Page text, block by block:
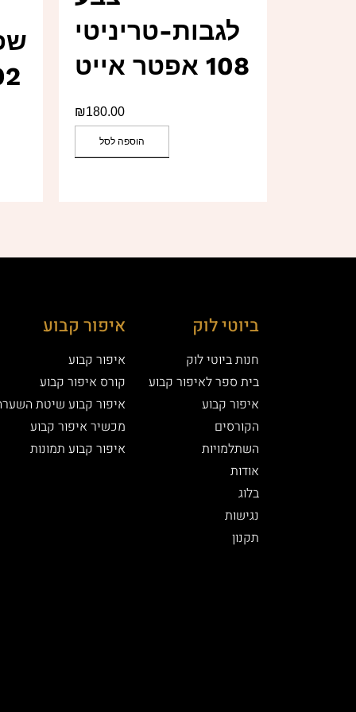
לגבות-טריניטי
108 אפטר אייט
₪180.00
הוספה לסל
302
ביוטי לוק
חנות ביוטי לוק
בית ספר לאיפור קבוע
איפור קבוע
הקורסים
השתלמויות
אודות
בלוג
נגישות
תקנון
איפור קבוע
איפור קבוע
קורס איפור קבוע
איפור קבוע שיטת
מכשיר איפור קבוע
איפור קבוע תמונות